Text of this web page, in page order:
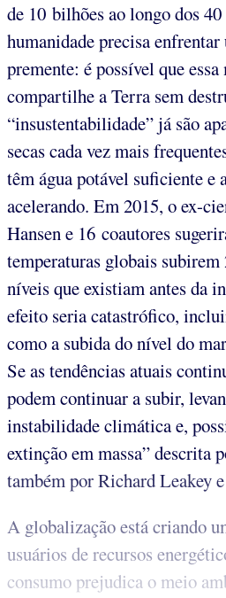
de 10 bilhões ao longo dos
humanidade precisa
premente: é possível que essa
compartilhe a Terra sem
“insustentabilidade” já são
secas cada vez mais
têm água potável suficiente e
acelerando. Em 2015, o ex-
Hansen e 16 coautores
temperaturas globais
níveis que existiam antes da
efeito seria catastrófico,
como a subida do nível do
Se as tendências atuais
podem continuar a subir,
instabilidade climática e,
extinção em massa” descrita
também por Richard Leakey
A globalização está criando
usuários de recursos
consumo prejudica o meio